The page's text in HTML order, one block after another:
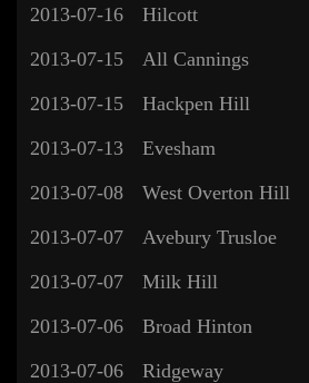
2013-07-16
Hilcott
2013-07-15
All Cannings
2013-07-15
Hackpen Hill
2013-07-13
Evesham
2013-07-08
West Overton Hill
2013-07-07
Avebury Trusloe
2013-07-07
Milk Hill
2013-07-06
Broad Hinton
2013-07-06
Ridgeway